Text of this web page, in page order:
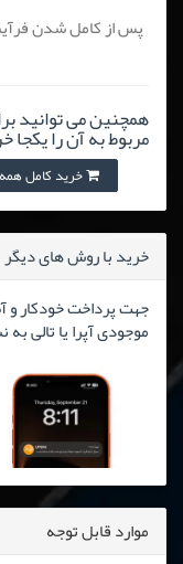
پس از کامل شدن
همچنین می توانید
مربوط به آن را یکجا
خرید کامل همه
خرید با روش های دیگر
جهت پرداخت خودکار و
موجودی آپرا یا تالی
موارد قابل توجه